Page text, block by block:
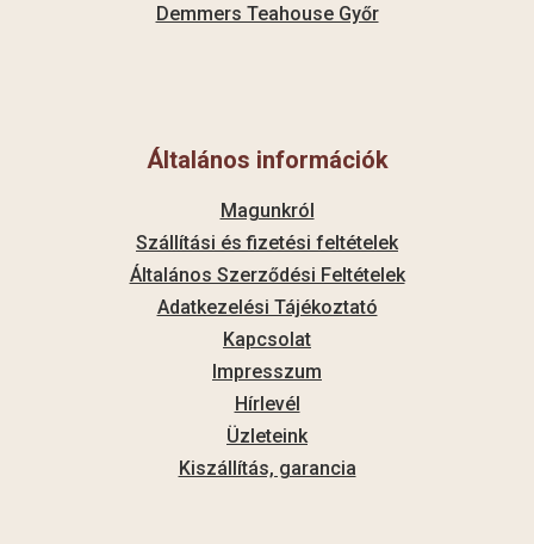
Demmers Teahouse Győr
Általános információk
Magunkról
Szállítási és fizetési feltételek
Általános Szerződési Feltételek
Adatkezelési Tájékoztató
Kapcsolat
Impresszum
Hírlevél
Üzleteink
Kiszállítás, garancia